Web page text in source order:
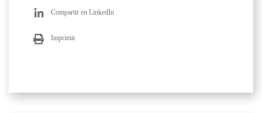
Compartir en LinkedIn
Imprimir